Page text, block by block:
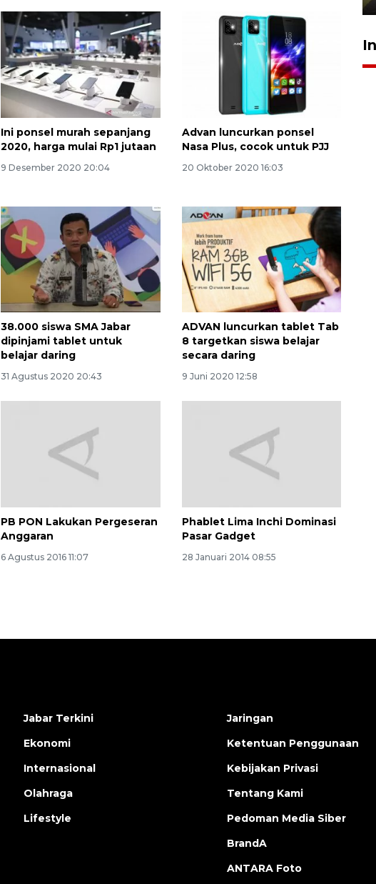
Ini ponsel murah sepanjang
2020, harga mulai Rp1 jutaan
9 Desember 2020 20:04
Advan luncurkan ponsel
Nasa Plus, cocok untuk PJJ
20 Oktober 2020 16:03
38.000 siswa SMA Jabar
dipinjami tablet untuk
belajar daring
31 Agustus 2020 20:43
ADVAN luncurkan tablet Tab
8 targetkan siswa belajar
secara daring
9 Juni 2020 12:58
PB PON Lakukan Pergeseran
Anggaran
6 Agustus 2016 11:07
Phablet Lima Inchi Dominasi
Pasar Gadget
28 Januari 2014 08:55
2026 sambangi Papua
2026-08-06 13:15:00
Jabar Terkini
Ekonomi
Internasional
Olahraga
Lifestyle
Jaringan
Ketentuan Penggunaan
Kebijakan Privasi
Tentang Kami
Pedoman Media Siber
BrandA
ANTARA Foto